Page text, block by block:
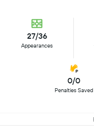
27/36
Appearances
0/0
Penalties Saved